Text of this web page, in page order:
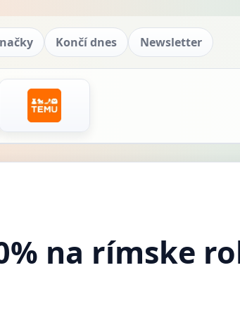
Končí dnes Newsletter
na rímske